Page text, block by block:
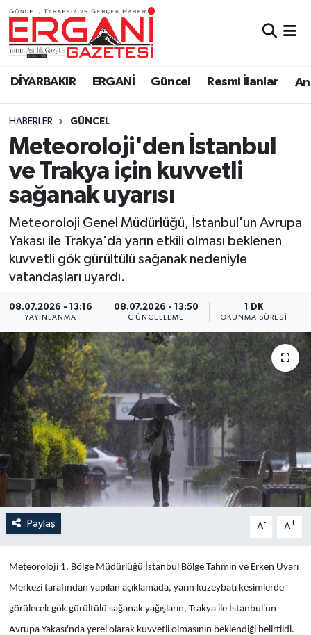
DİYARBAKIR ERGANİ Güncel Resmi İlanlar
HABERLER GÜNCEL
Meteoroloji'den İstanbul
ve Trakya için kuvvetli
sağanak uyarısı
Meteoroloji Genel Müdürlüğü, İstanbul'un Avrupa
Yakası ile Trakya'da yarın etkili olması beklenen
kuvvetli gök gürültülü sağanak nedeniyle
vatandaşları uyardı.
08.07.2026 - 13:16
YAYINLANMA
08.07.2026 - 13:50
GÜNCELLEME
1 DK
OKUNMA SÜRESI
Paylaş A- A+
Meteoroloji 1. Bölge Müdürlüğü İstanbul Bölge Tahmin ve Erken Uyarı
Merkezi tarafından yapılan açıklamada, yarın kuzeybatı kesimlerde
görülecek gök gürültülü sağanak yağışların, Trakya ile İstanbul'un
Avrupa Yakası'nda yerel olarak kuvvetli olmasının beklendiği belirtildi.
DİYARBAKIR
BİSMİL
BAĞLAR
ERGANİ
Güncel
Eği̇ti̇m
Resmi İlanlar
Sağlık
Si̇yaset
Spor
Yaşam
Anali̇z
Bi̇li̇m & Teknoloji̇
Dünya
Eği̇ti̇m
Ergani Nöbetçi Eczaneler
Ergani Hava Durumu
Ergani Trafik Yoğunluk Haritası
Süper Lig Puan Durumu ve Fikstür
Tüm Manşetler
Son Dakika Haberleri
Haber Arşivi